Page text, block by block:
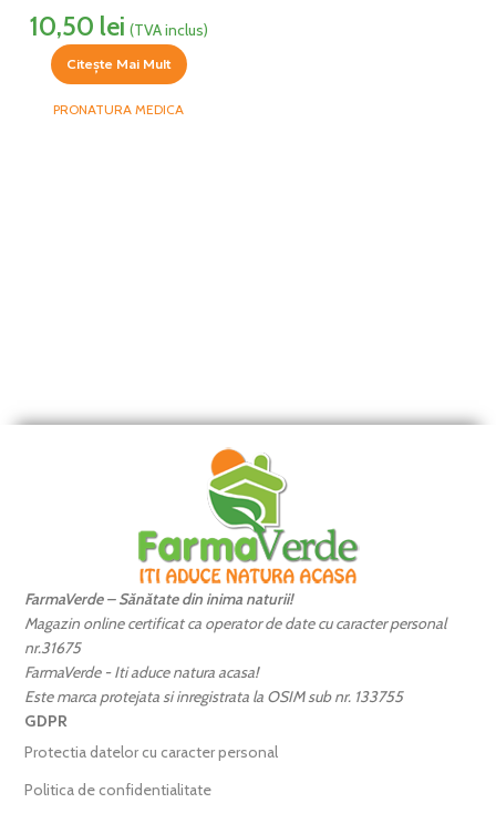
10,50 lei (TVA inclus)
Citește Mai Mult
PRONATURA MEDICA
FarmaVerde – Sănătate din inima naturii!
Magazin online certificat ca operator de date cu caracter personal
nr.31675
FarmaVerde - Iti aduce natura acasa!
Este marca protejata si inregistrata la OSIM sub nr. 133755
GDPR
Protectia datelor cu caracter personal
Politica de confidentialitate